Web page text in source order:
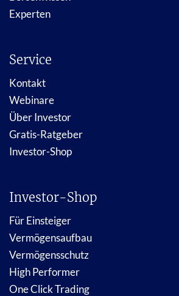
Experten
Service
Kontakt
Webinare
Über Investor
Gratis-Ratgeber
Investor-Shop
Investor-Shop
Für Einsteiger
Vermögensaufbau
Vermögensschutz
High Performer
One Click Trading